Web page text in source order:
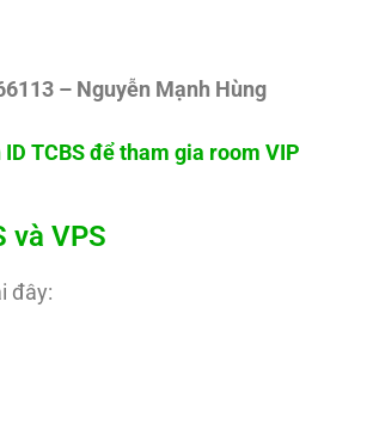
– Nguyễn Mạnh Hùng
TCBS để tham gia room VIP
và VPS
đây: